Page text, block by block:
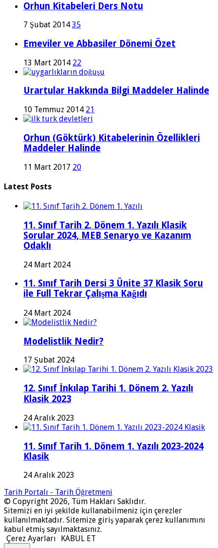
Orhun Kitabeleri Ders Notu
7 Şubat 2014 35
Emeviler ve Abbasiler Dönemi Özet
13 Mart 2014 22
Urartular Hakkında Bilgi Maddeler Halinde
10 Temmuz 2014 21
Orhun (Göktürk) Kitabelerinin Özellikleri
Maddeler Halinde
11 Mart 2017 20
Latest Posts
11. Sınıf Tarih 2. Dönem 1. Yazılı Klasik
Sorular 2024, MEB Senaryo ve Kazanım
Odaklı
24 Mart 2024
11. Sınıf Tarih Dersi 3 Ünite 37 Klasik Soru
ile Full Tekrar Çalışma Kağıdı
24 Mart 2024
Modelistlik Nedir?
17 Şubat 2024
12. Sınıf İnkılap Tarihi 1. Dönem 2. Yazılı
Klasik 2023
24 Aralık 2023
11. Sınıf Tarih 1. Dönem 1. Yazılı 2023-2024
Klasik
24 Aralık 2023
Tarih Portalı - Tarih Öğretmeni
© Copyright 2026, Tüm Hakları Saklıdır.
Sitemizi en iyi şekilde kullanabilmeniz için çerezler
kullanılmaktadır. Sitemize giriş yaparak çerez kullanımını
kabul etmiş sayılmaktasınız.
Çerez Ayarları
KABUL ET